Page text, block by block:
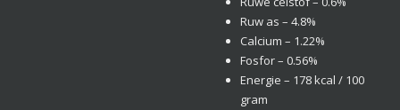
Ruw as – 4.8%
Calcium – 1.22%
Fosfor – 0.56%
Energie – 178 kcal / 100
gram